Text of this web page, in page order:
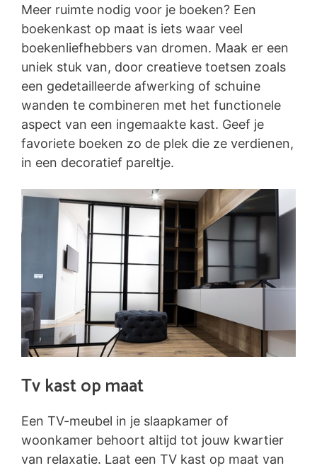
Meer ruimte nodig voor je boeken? Een
boekenkast op maat is iets waar veel
boekenliefhebbers van dromen. Maak er een
uniek stuk van, door creatieve toetsen zoals
een gedetailleerde afwerking of schuine
wanden te combineren met het functionele
aspect van een ingemaakte kast. Geef je
favoriete boeken zo de plek die ze verdienen,
in een decoratief pareltje.
Tv kast op maat
Een TV-meubel in je slaapkamer of
woonkamer behoort altijd tot jouw kwartier
van relaxatie. Laat een TV kast op maat van